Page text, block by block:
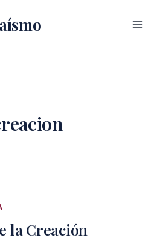
la Creación